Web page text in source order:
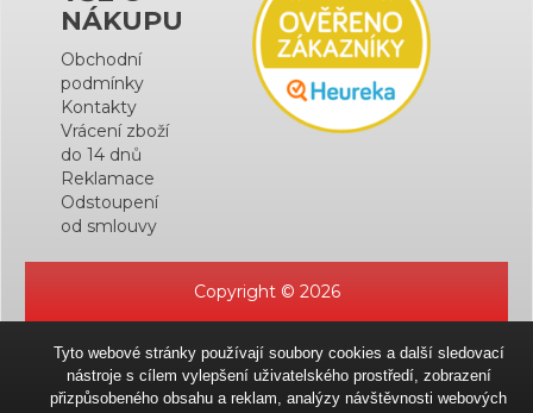
NÁKUPU
Obchodní
podmínky
Kontakty
Vrácení zboží
do 14 dnů
Reklamace
Odstoupení
od smlouvy
Copyright © 2026
Tyto webové stránky používají soubory cookies a další sledovací
nástroje s cílem vylepšení uživatelského prostředí, zobrazení
přizpůsobeného obsahu a reklam, analýzy návštěvnosti webových